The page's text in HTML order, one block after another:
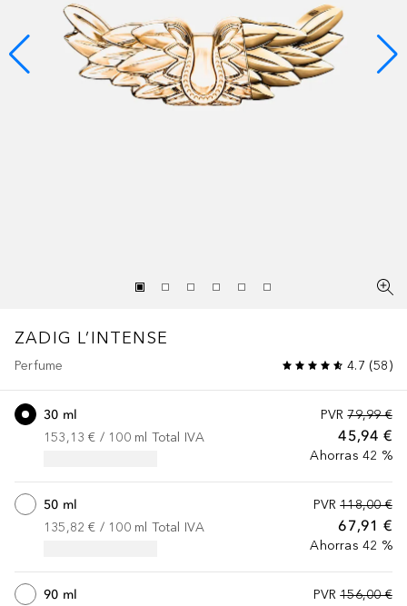
ZADIG L’INTENSE
Perfume 4.7 (58)
PVR 79,99 €
45,94 €
Ahorras 42 %
30 ml
153,13 € / 100 ml Total IVA
PVR 118,00 €
67,91 €
Ahorras 42 %
50 ml
135,82 € / 100 ml Total IVA
PVR 156,00 €
90 ml